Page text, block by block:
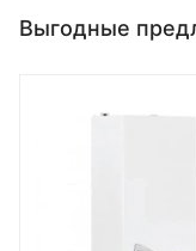
Выгодные